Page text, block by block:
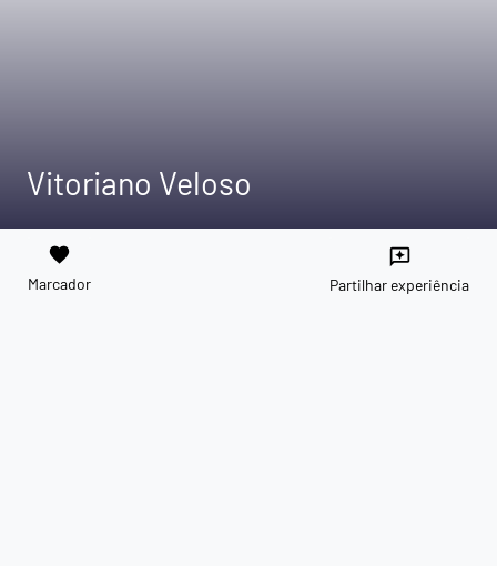
Vitoriano Veloso
favorite
Marcador
reviews
Partilhar experiência